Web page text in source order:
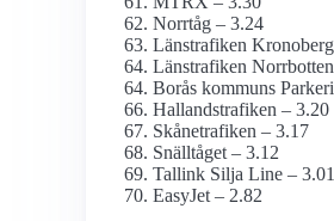
Norrtåg – 3.24
Länstrafiken
Länstrafiken
Borås kommuns
Hallandstrafiken – 3.20
Skånetrafiken – 3.17
Snälltåget – 3.12
Tallink Silja Line – 3.01
EasyJet – 2.82